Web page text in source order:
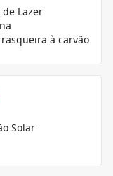
de Lazer
à carvão
Solar